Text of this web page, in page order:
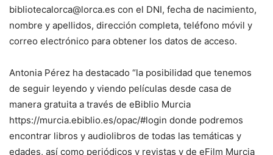
bibliotecalorca@lorca.es con el DNI, fecha de nacimiento,
nombre y apellidos, dirección completa, teléfono móvil y
correo electrónico para obtener los datos de acceso.
Antonia Pérez ha destacado “la posibilidad que tenemos
de seguir leyendo y viendo películas desde casa de
manera gratuita a través de eBiblio Murcia
https://murcia.ebiblio.es/opac/#login donde podremos
encontrar libros y audiolibros de todas las temáticas y
edades, así como periódicos y revistas y de eFilm Murcia